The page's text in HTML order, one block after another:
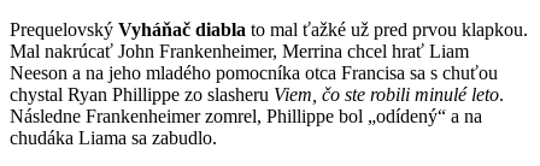
Prequelovský Vyháňač diabla to mal ťažké už pred prvou klapkou.
Mal nakrúcať John Frankenheimer, Merrina chcel hrať Liam
Neeson a na jeho mladého pomocníka otca Francisa sa s chuťou
chystal Ryan Phillippe zo slasheru Viem, čo ste robili minulé leto.
Následne Frankenheimer zomrel, Phillippe bol „odídený“ a na
chudáka Liama sa zabudlo.